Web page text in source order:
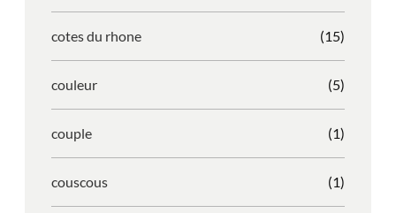
cotes du rhone (15)
couleur (5)
couple (1)
couscous (1)